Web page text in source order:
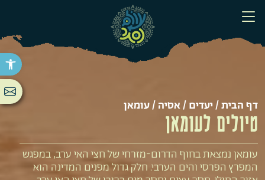
פתח
דף הבית/יעדים/אסיה/ עומאן
טיולים לעומאן
עומאן נמצאת בחוף הדרום-מזרחי של חצי האי ערב, במפגש
המפרץ הפרסי והים הערבי. חלק גדול מפנים המדינה הוא